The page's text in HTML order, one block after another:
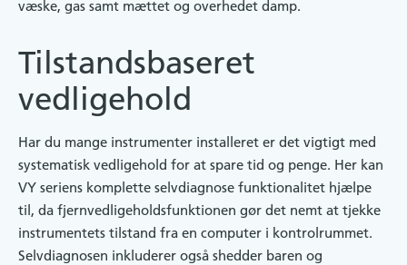
væske, gas samt mættet og overhedet damp.
Tilstandsbaseret
vedligehold
Har du mange instrumenter installeret er det vigtigt med
systematisk vedligehold for at spare tid og penge. Her kan
VY seriens komplette selvdiagnose funktionalitet hjælpe
til, da fjernvedligeholdsfunktionen gør det nemt at tjekke
instrumentets tilstand fra en computer i kontrolrummet.
Selvdiagnosen inkluderer også shedder baren og